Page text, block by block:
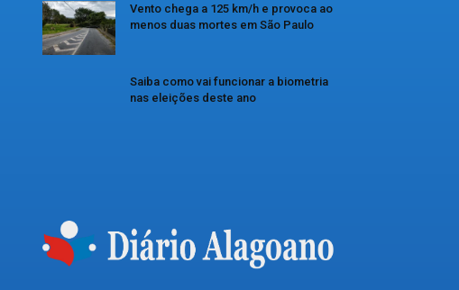
Vento chega a 125 km/h e provoca ao
menos duas mortes em São Paulo
Saiba como vai funcionar a biometria
nas eleições deste ano